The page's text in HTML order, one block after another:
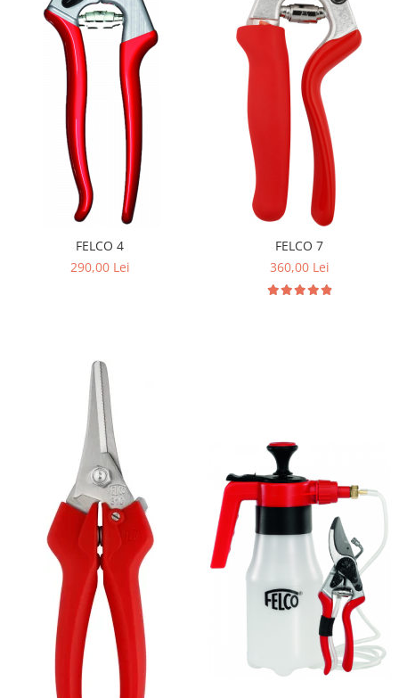
FELCO 4
290,00 Lei
FELCO 7
360,00 Lei